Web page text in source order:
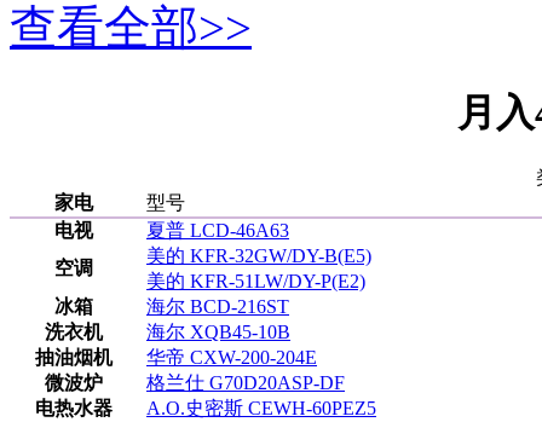
查看全部>>
月
家电
型号
电视
夏普 LCD-46A63
空调
美的 KFR-32GW/DY-B(E5)
美的 KFR-51LW/DY-P(E2)
冰箱
海尔 BCD-216ST
洗衣机
海尔 XQB45-10B
抽油烟机
华帝 CXW-200-204E
微波炉
格兰仕 G70D20ASP-DF
电热水器
A.O.史密斯 CEWH-60PEZ5